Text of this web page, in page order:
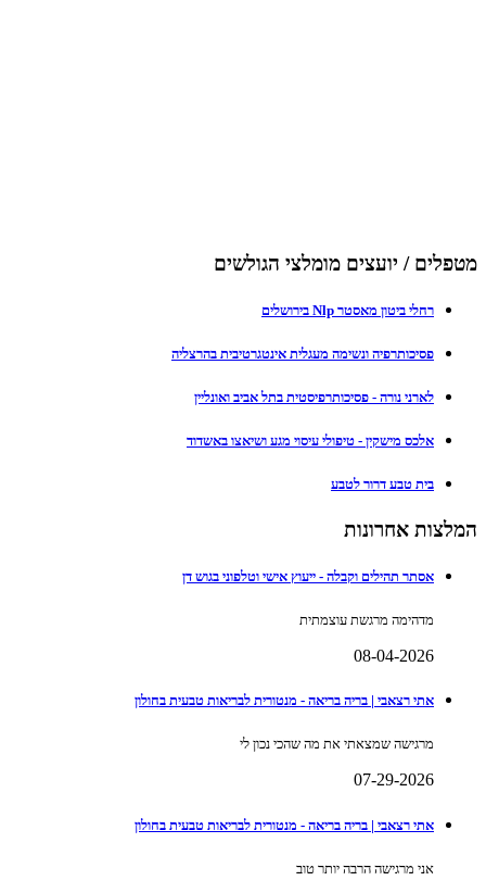
מטפלים / יועצים מומלצי הגולשים
רחלי ביטון מאסטר Nlp בירושלים
פסיכותרפיה ונשימה מעגלית אינטגרטיבית בהרצליה
לארני נורה - פסיכותרפיסטית בתל אביב ואונליין
אלכס מישקין - טיפולי עיסוי מגע ושיאצו באשדוד
בית טבע דרור לטבע
המלצות אחרונות
אסתר תהילים וקבלה - ייעוץ אישי וטלפוני בגוש דן
מדהימה מרגשת עוצמתית
08-04-2026
אתי רצאבי | בריה בריאה - מנטורית לבריאות טבעית בחולון
מרגישה שמצאתי את מה שהכי נכון לי
07-29-2026
אתי רצאבי | בריה בריאה - מנטורית לבריאות טבעית בחולון
אני מרגישה הרבה יותר טוב